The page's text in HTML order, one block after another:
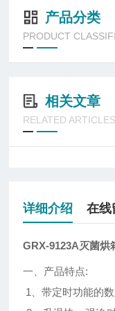
产品分类
PRODUCT
相关文章
RELATED ARTICLES
详细介绍 在线
GRX-9123A灭菌烘
一、产品特点:
1、带定时功能的